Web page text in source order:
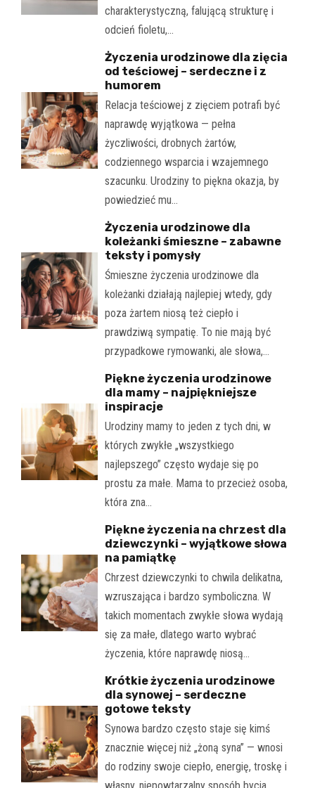
charakterystyczną, falującą strukturę i
odcień fioletu,…
Życzenia urodzinowe dla zięcia
od teściowej – serdeczne i z
humorem
Relacja teściowej z zięciem potrafi być
naprawdę wyjątkowa — pełna
życzliwości, drobnych żartów,
codziennego wsparcia i wzajemnego
szacunku. Urodziny to piękna okazja, by
powiedzieć mu…
Życzenia urodzinowe dla
koleżanki śmieszne – zabawne
teksty i pomysły
Śmieszne życzenia urodzinowe dla
koleżanki działają najlepiej wtedy, gdy
poza żartem niosą też ciepło i
prawdziwą sympatię. To nie mają być
przypadkowe rymowanki, ale słowa,…
Piękne życzenia urodzinowe
dla mamy – najpiękniejsze
inspiracje
Urodziny mamy to jeden z tych dni, w
których zwykłe „wszystkiego
najlepszego” często wydaje się po
prostu za małe. Mama to przecież osoba,
która zna…
Piękne życzenia na chrzest dla
dziewczynki – wyjątkowe słowa
na pamiątkę
Chrzest dziewczynki to chwila delikatna,
wzruszająca i bardzo symboliczna. W
takich momentach zwykłe słowa wydają
się za małe, dlatego warto wybrać
życzenia, które naprawdę niosą…
Krótkie życzenia urodzinowe
dla synowej – serdeczne
gotowe teksty
Synowa bardzo często staje się kimś
znacznie więcej niż „żoną syna” — wnosi
do rodziny swoje ciepło, energię, troskę i